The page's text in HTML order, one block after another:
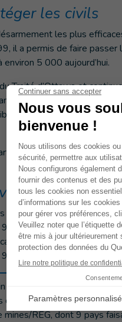
les civils
les plus
il a permis de faire passer
5 000 aujourd’hui.
Traité d’Ottawa et
y a adhéré le 1er mai
est ainsi devenu le
au Traité d’Ottawa, ce
menace pour les civils
% des victimes de mines
par des mines et
décès. Les enfants
Aperçu préliminaire des
de ce rapport :
REG, dont 9 pays